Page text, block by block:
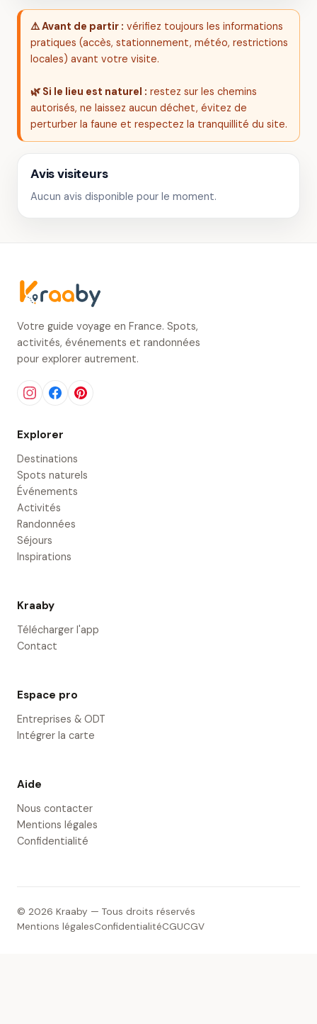
⚠️ Avant de partir : vérifiez toujours les informations
pratiques (accès, stationnement, météo, restrictions
locales) avant votre visite.
🌿 Si le lieu est naturel : restez sur les chemins
autorisés, ne laissez aucun déchet, évitez de
perturber la faune et respectez la tranquillité du site.
Avis visiteurs
Aucun avis disponible pour le moment.
Votre guide voyage en France. Spots,
activités, événements et randonnées
pour explorer autrement.
Explorer
Destinations
Spots naturels
Événements
Activités
Randonnées
Séjours
Inspirations
Kraaby
Télécharger l'app
Contact
Espace pro
Entreprises & ODT
Intégrer la carte
Aide
Nous contacter
Mentions légales
Confidentialité
© 2026 Kraaby — Tous droits réservés
Mentions légalesConfidentialitéCGUCGV